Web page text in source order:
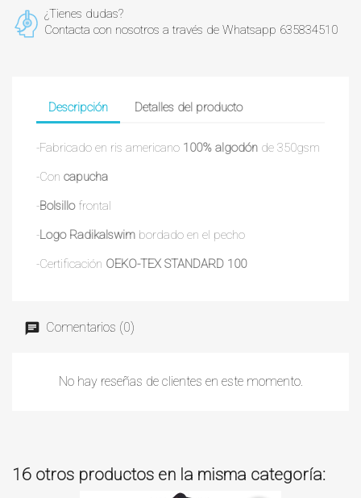
¿Tienes dudas?
Contacta con nosotros a través de Whatsapp 635834510
Descripción Detalles del producto
-Fabricado en ris americano 100% algodón de 350gsm
-Con capucha
-Bolsillofrontal
-Logo Radikalswim bordado en el pecho
-Certificación OEKO-TEX STANDARD 100
Comentarios (0)
No hay reseñas de clientes en este momento.
16 otros productos en la misma categoría: